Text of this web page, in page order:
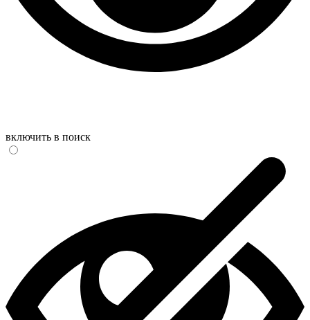
включить в поиск